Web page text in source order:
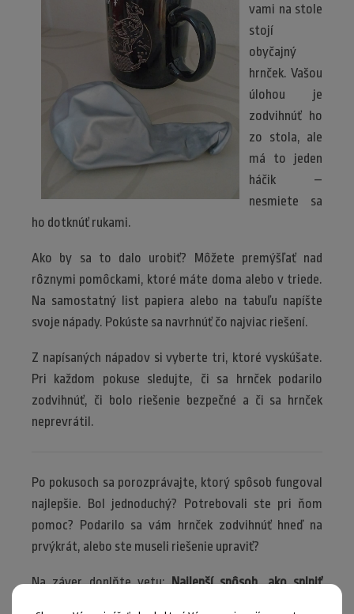
vami na stole
stojí
obyčajný
hrnček. Vašou
úlohou je
zodvihnúť ho
zo stola, ale
má to jeden
háčik –
nesmiete sa
ho dotknúť rukami.
Ako by sa to dalo urobiť? Môžete premýšľať nad
rôznymi pomôckami, ktoré máte doma alebo v triede.
Na samostatný list papiera alebo na tabuľu napíšte
svoje nápady. Pokúste sa navrhnúť čo najviac riešení.
Z napísaných nápadov si vyberte tri, ktoré vyskúšate.
Pri každom pokuse sledujte, či sa hrnček podarilo
zodvihnúť, či bolo riešenie bezpečné a či sa hrnček
neprevrátil.
Po pokusoch sa porozprávajte, ktorý spôsob fungoval
najlepšie. Bol jednoduchý? Potrebovali ste pri ňom
pomoc? Podarilo sa vám hrnček zodvihnúť hneď na
prvýkrát, alebo ste museli riešenie upraviť?
Na záver doplňte vetu:Najlepší spôsob, ako splniť